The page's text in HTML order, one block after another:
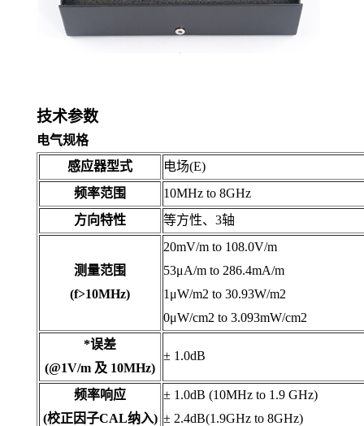
技术参数
电气规格
感应器型式
电场(E)
频率范围
10MHz to 8GHz
方向特性
等方性、3轴
测量范围
(f>10MHz)
20mV/m to 108.0V/m
53μA/m to 286.4mA/m
1μW/m2 to 30.93W/m2
0μW/cm2 to 3.093mW/cm2
*误差
(@1V/m 及 10MHz)
± 1.0dB
频率响应
(校正因子CAL纳入)
± 1.0dB (10MHz to 1.9 GHz)
± 2.4dB(1.9GHz to 8GHz)